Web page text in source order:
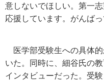
意しないでほしい。第一
応援しています。がんばっ
医学部受験生への具体
いた。同時に、細谷氏の
インタビューだった。受